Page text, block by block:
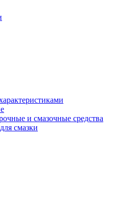
и смазочные средства
смазки